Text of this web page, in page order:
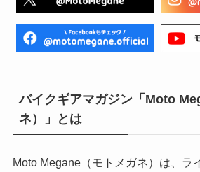
バイクギアマガジン「Moto
ネ）」とは
Moto Megane（モトメガネ）は、ラ